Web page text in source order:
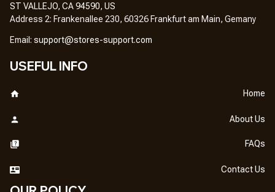
ST VALLEJO, CA 94590, US
Address 2: Frankenallee 230, 60326 Frankfurt am Main, Gemany
Email: support@stores-support.com
USEFUL INFO
Home
About Us
FAQs
Contact Us